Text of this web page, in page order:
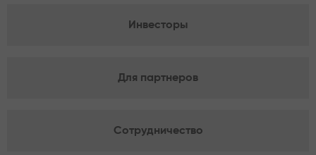
Инвесторы
Для партнеров
Сотрудничество